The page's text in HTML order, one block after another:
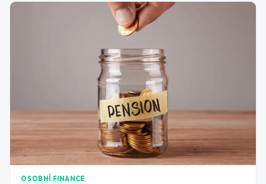
OSOBNÍ FINANCE